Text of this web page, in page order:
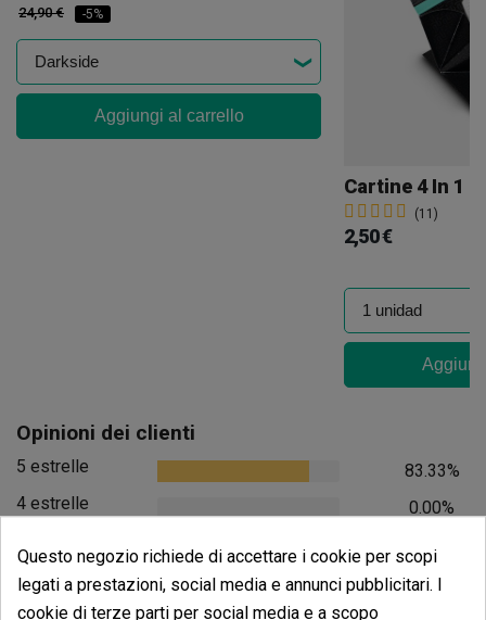
24,90 € -5%
Aggiungi al carrello
Cartine 4 In 1
(11)
2,50 €
Opinioni dei clienti
5 estrelle
83.33%
4 estrelle
0.00%
0.00%
2 estrelle
0.00%
1 estrelle
Questo negozio richiede di accettare i cookie per scopi
legati a prestazioni, social media e annunci pubblicitari. I
cookie di terze parti per social media e a scopo